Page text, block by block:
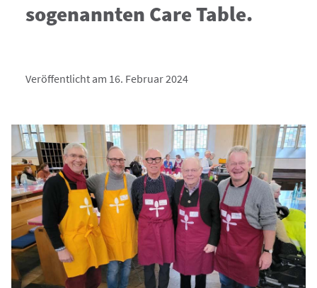
sogenannten Care Table.
Veröffentlicht am 16. Februar 2024